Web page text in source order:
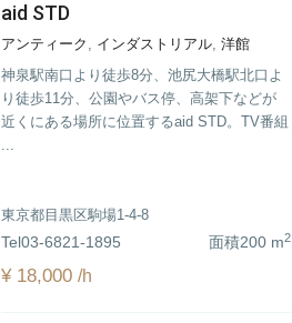
aid STD
アンティーク , インダストリアル,洋館
神泉駅南口より徒歩8分、池尻大橋駅北口よ
り徒歩11分、公園やバス停、高架下などが
近くにある場所に位置するaid STD。TV番組
...
東京都目黒区駒場1-4-8
Tel03-6821-1895 面積200 m2
¥ 18,000/h